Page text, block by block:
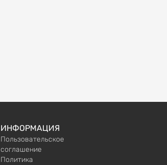
ИНФОРМАЦИЯ
Пользовательское
соглашение
Политика